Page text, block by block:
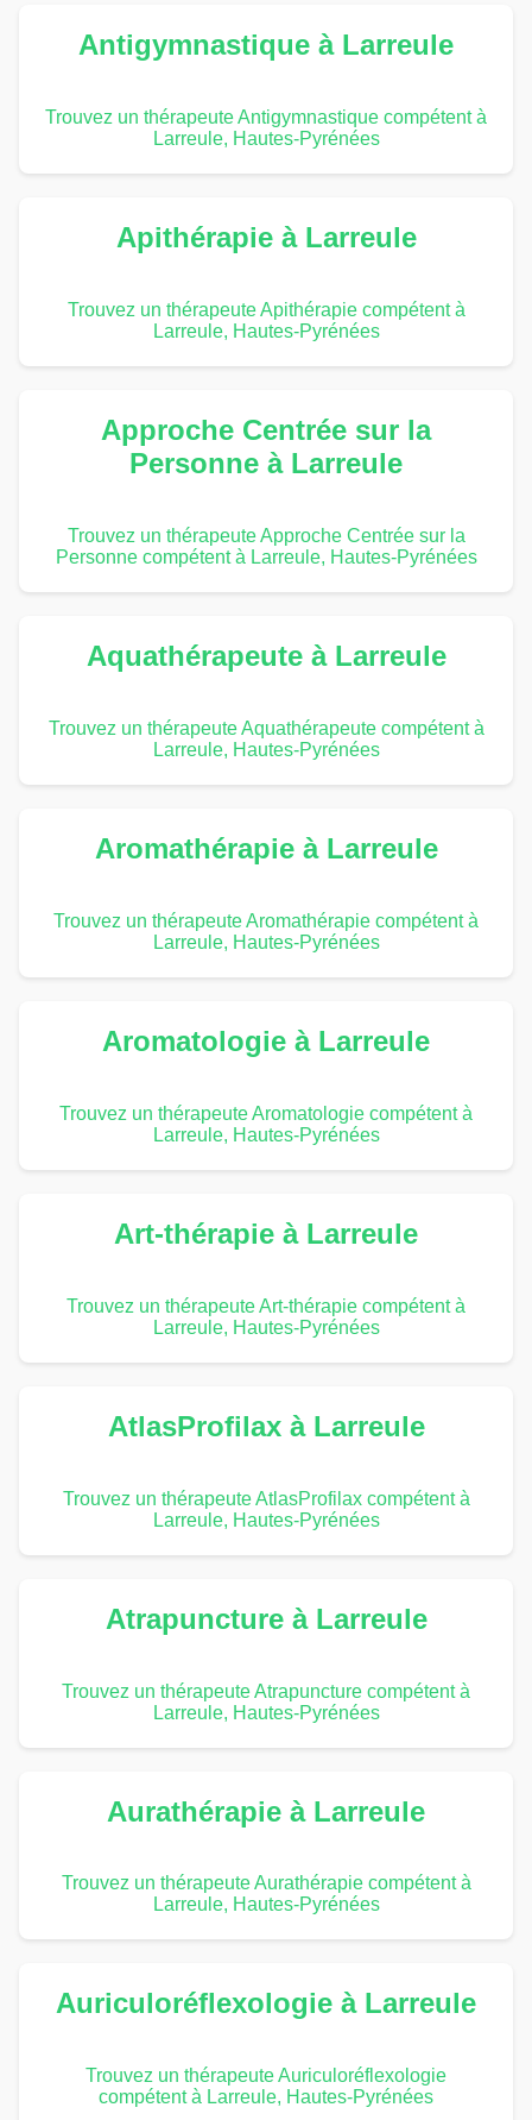
Antigymnastique à Larreule
Trouvez un thérapeute Antigymnastique compétent à
Larreule, Hautes-Pyrénées
Apithérapie à Larreule
Trouvez un thérapeute Apithérapie compétent à
Larreule, Hautes-Pyrénées
Approche Centrée sur la
Personne à Larreule
Trouvez un thérapeute Approche Centrée sur la
Personne compétent à Larreule, Hautes-Pyrénées
Aquathérapeute à Larreule
Trouvez un thérapeute Aquathérapeute compétent à
Larreule, Hautes-Pyrénées
Aromathérapie à Larreule
Trouvez un thérapeute Aromathérapie compétent à
Larreule, Hautes-Pyrénées
Aromatologie à Larreule
Trouvez un thérapeute Aromatologie compétent à
Larreule, Hautes-Pyrénées
Art-thérapie à Larreule
Trouvez un thérapeute Art-thérapie compétent à
Larreule, Hautes-Pyrénées
AtlasProfilax à Larreule
Trouvez un thérapeute AtlasProfilax compétent à
Larreule, Hautes-Pyrénées
Atrapuncture à Larreule
Trouvez un thérapeute Atrapuncture compétent à
Larreule, Hautes-Pyrénées
Aurathérapie à Larreule
Trouvez un thérapeute Aurathérapie compétent à
Larreule, Hautes-Pyrénées
Auriculoréflexologie à Larreule
Trouvez un thérapeute Auriculoréflexologie
compétent à Larreule, Hautes-Pyrénées